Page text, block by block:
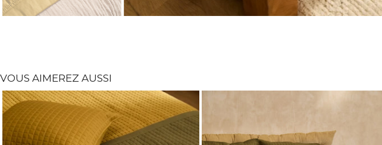
VOUS AIMEREZ AUSSI